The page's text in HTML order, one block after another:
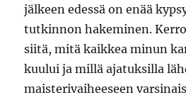
jälkeen edessä on enää
tutkinnon hakeminen.
siitä, mitä kaikkea minun
kuului ja millä ajatuksilla
maisterivaiheeseen